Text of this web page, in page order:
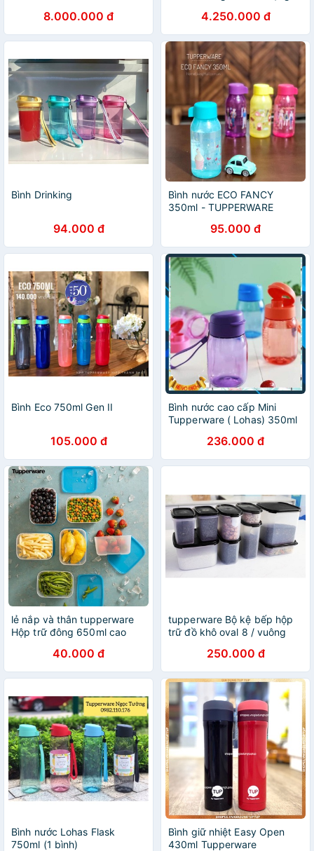
8.000.000 đ 4.250.000 đ
Bình Drinking
94.000 đ
Bình nước ECO FANCY
350ml - TUPPERWARE
95.000 đ
Bình Eco 750ml Gen II
105.000 đ
Bình nước cao cấp Mini
Tupperware ( Lohas) 350ml
đến trường chất liệu từ nhựa
nguyên sinh
236.000 đ
lẻ nắp và thân tupperware
Hộp trữ đông 650ml cao
40.000 đ
tupperware Bộ kệ bếp hộp
trữ đồ khô oval 8 / vuông
250.000 đ
Bình nước Lohas Flask
750ml (1 bình)
Bình giữ nhiệt Easy Open
430ml Tupperware